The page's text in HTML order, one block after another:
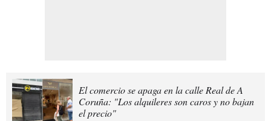
El comercio se apaga en la calle Real de A
Coruña: "Los alquileres son caros y no bajan
el precio"